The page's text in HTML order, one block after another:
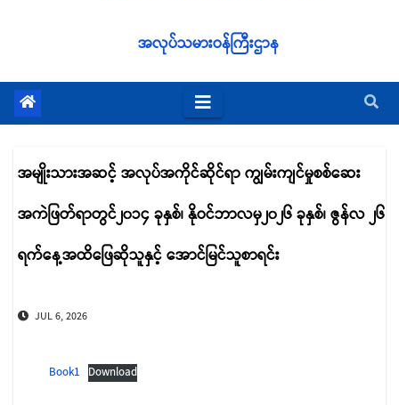
အလုပ်သမားဝန်ကြီးဌာန
အမျိုးသားအဆင့် အလုပ်အကိုင်ဆိုင်ရာ ကျွမ်းကျင်မှုစစ်ဆေး
အကဲဖြတ်ရာတွင်၂၀၁၄ ခုနှစ်၊ နိုဝင်ဘာလမှ၂၀၂၆ ခုနှစ်၊ ဇွန်လ ၂၆
ရက်နေ့အထိဖြေဆိုသူနှင့် အောင်မြင်သူစာရင်း
JUL 6, 2026
Book1 Download